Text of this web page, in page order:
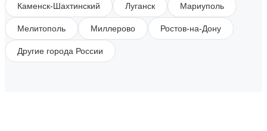
Каменск-Шахтинский Луганск Мариуполь
Мелитополь Миллерово Ростов-на-Дону
Другие города России